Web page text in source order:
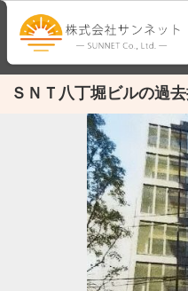
ＳＮＴ八丁堀ビルの過